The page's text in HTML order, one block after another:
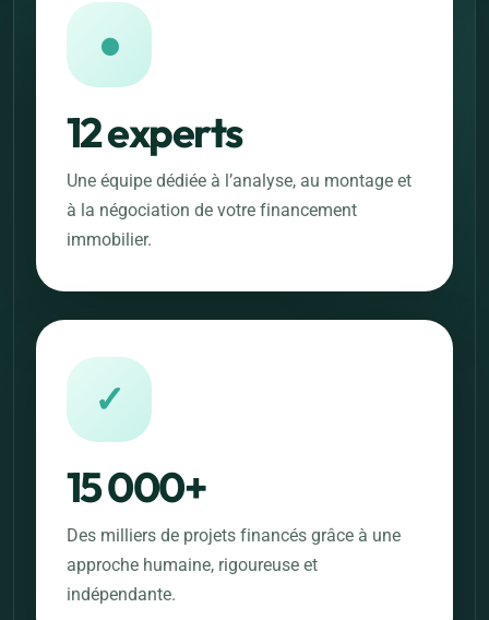
●
12 experts
Une équipe dédiée à l’analyse, au montage et
à la négociation de votre financement
immobilier.
✓
15 000+
Des milliers de projets financés grâce à une
approche humaine, rigoureuse et
indépendante.